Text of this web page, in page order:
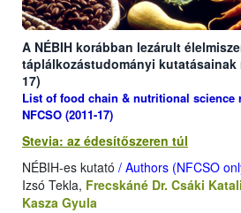
A NÉBIH korábban lezárult
táplálkozástudományi kutatásainak
17)
List of food chain & nutritional science
NFCSO (2011-17)
Stevia: az édesítőszeren túl
NÉBIH-es kutató / Authors (NFCSO
Izsó Tekla, Frecskáné Dr. Csáki
Kasza Gyula